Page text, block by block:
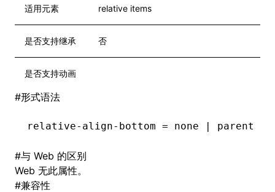
适用元素 relative items
是否支持继承 否
是否支持动画
#形式语法
relative-align-bottom = none | parent |
#与 Web 的区别
Web 无此属性。
#兼容性